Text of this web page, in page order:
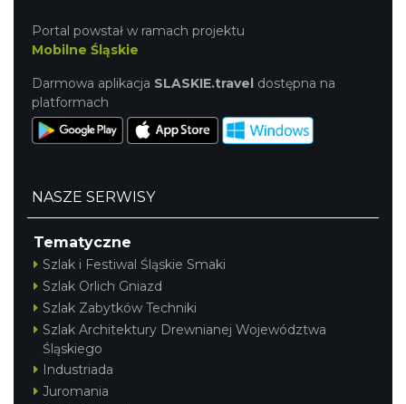
Portal powstał w ramach projektu
Mobilne Śląskie
Darmowa aplikacja SLASKIE.travel dostępna na
platformach
NASZE SERWISY
Tematyczne
Szlak i Festiwal Śląskie Smaki
Szlak Orlich Gniazd
Szlak Zabytków Techniki
Szlak Architektury Drewnianej Województwa
Śląskiego
Industriada
Juromania